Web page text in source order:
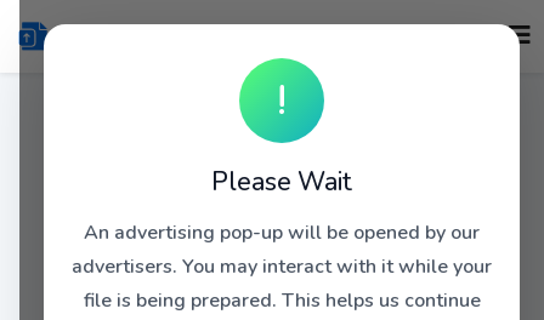
!
Please Wait
An advertising pop-up will be opened by our
advertisers. You may interact with it while your
file is being prepared. This helps us continue